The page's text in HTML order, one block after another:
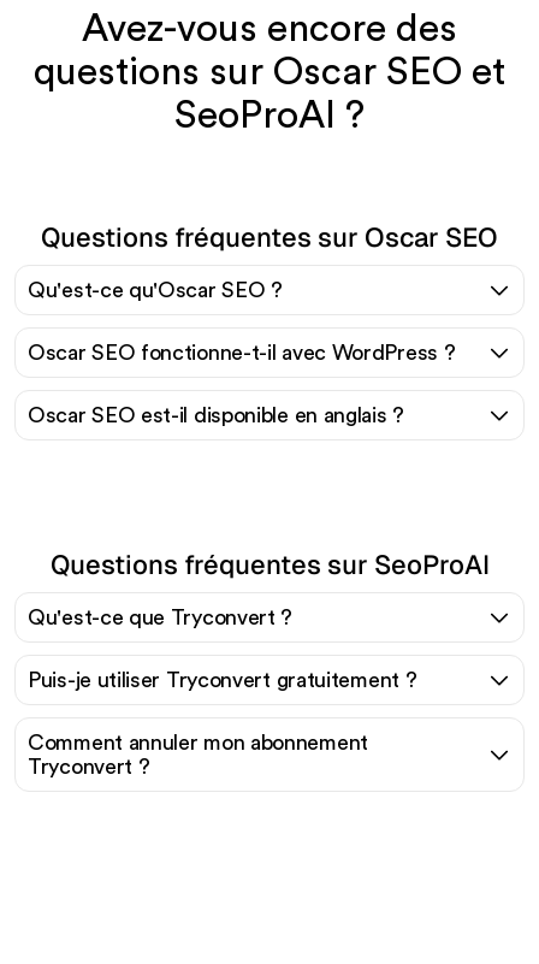
Avez-vous encore des
questions sur Oscar SEO et
SeoProAI ?
Questions fréquentes sur Oscar SEO
Qu'est-ce qu'Oscar SEO ?
Oscar SEO fonctionne-t-il avec WordPress ?
Oscar SEO est-il disponible en anglais ?
Questions fréquentes sur SeoProAI
Qu'est-ce que Tryconvert ?
Puis-je utiliser Tryconvert gratuitement ?
Comment annuler mon abonnement
Tryconvert ?